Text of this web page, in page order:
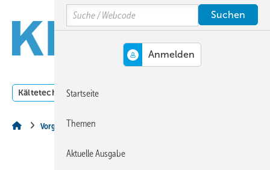
Hauptinhalt
Hauptmenü
SiteSearch
Kältetechnik Klimatechnik
Vorgestellt
Search
Startseite
Themen
Aktuelle Ausgabe